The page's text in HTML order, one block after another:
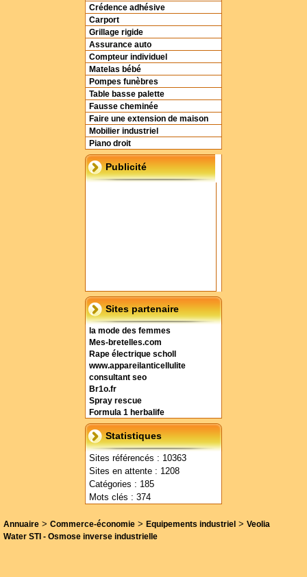
Crédence adhésive
Carport
Grillage rigide
Assurance auto
Compteur individuel
Matelas bébé
Pompes funèbres
Table basse palette
Fausse cheminée
Faire une extension de maison
Mobilier industriel
Piano droit
Publicité
Sites partenaire
la mode des femmes
Mes-bretelles.com
Rape électrique scholl
www.appareilanticellulite
consultant seo
Br1o.fr
Spray rescue
Formula 1 herbalife
Statistiques
Sites référencés : 10363
Sites en attente : 1208
Catégories : 185
Mots clés : 374
Annuaire > Commerce-économie > Equipements industriel > Veolia
Water STI - Osmose inverse industrielle